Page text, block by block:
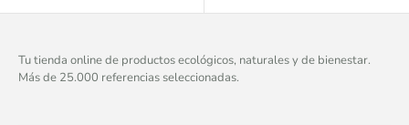
Tu tienda online de productos ecológicos, naturales y de bienestar.
Más de 25.000 referencias seleccionadas.